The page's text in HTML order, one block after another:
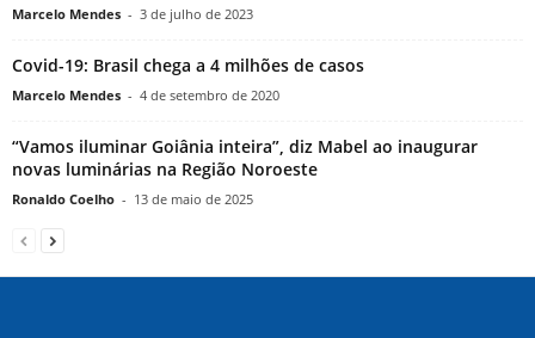
Marcelo Mendes - 3 de julho de 2023
Covid-19: Brasil chega a 4 milhões de casos
Marcelo Mendes - 4 de setembro de 2020
“Vamos iluminar Goiânia inteira”, diz Mabel ao inaugurar
novas luminárias na Região Noroeste
Ronaldo Coelho - 13 de maio de 2025